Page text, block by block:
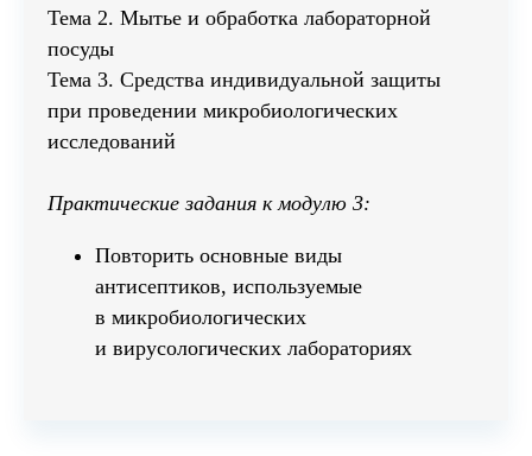
Тема 2. Мытье и обработка лабораторной
посуды
Тема 3. Средства индивидуальной защиты
при проведении микробиологических
исследований
Практические задания к модулю 3:
Повторить основные виды
антисептиков, используемые
в микробиологических
и вирусологических лабораториях